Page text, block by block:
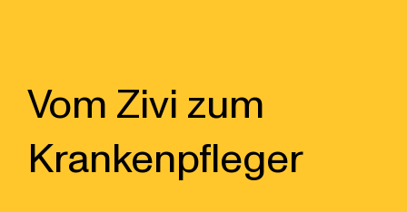
Vom Zivi zum
Krankenpfleger